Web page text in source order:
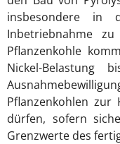
insbesondere in
Inbetriebnahme
Pflanzenkohle
Nickel-
Pflanzenkohlen zur
dürfen, sofern
Grenzwerte des